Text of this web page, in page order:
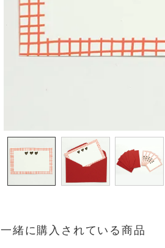
一緒に購入されている商品